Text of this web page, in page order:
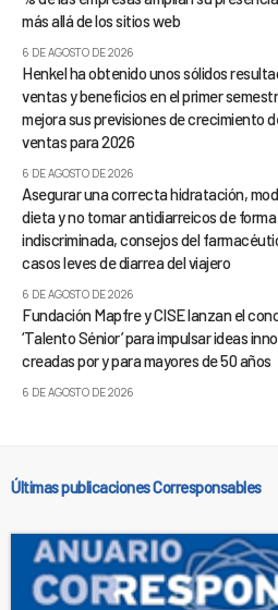
más allá de los sitios web
6 DE AGOSTO DE 2026
Henkel ha obtenido unos sólidos
ventas y beneficios en el primer
mejora sus previsiones de crecimiento
ventas para 2026
6 DE AGOSTO DE 2026
Asegurar una correcta hidratación,
dieta y no tomar antidiarreicos de forma
indiscriminada, consejos del
casos leves de diarrea del viajero
6 DE AGOSTO DE 2026
Fundación Mapfre y CISE lanzan el
‘Talento Sénior’ para impulsar ideas
creadas por y para mayores de 50 años
6 DE AGOSTO DE 2026
Últimas publicaciones Corresponsables